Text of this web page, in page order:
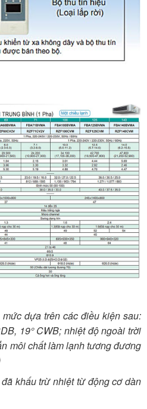
dựa trên các điều kiện sau:
19° CWB; nhiệt độ ngoài trời
môi chất làm lạnh tương đương
khấu trừ nhiệt từ động cơ dàn